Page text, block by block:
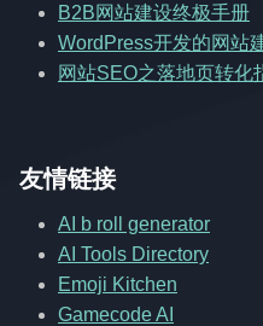
B2B网站建设终极手册
WordPress开发的网站
网站SEO之落地页转化
友情链接
AI b roll generator
AI Tools Directory
Emoji Kitchen
Gamecode AI